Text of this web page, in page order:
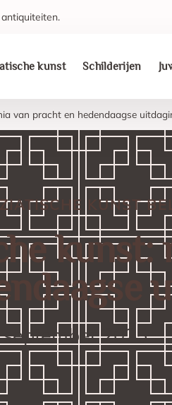
kunst Schilderijen
van pracht en hedendaagse
KUNST
kunst:
september 2025